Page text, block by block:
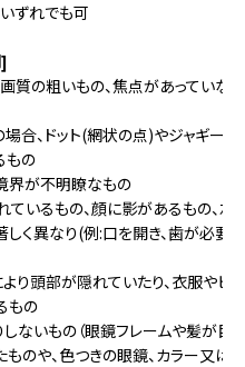
ずれでも可
質の粗いもの、焦点があっていない
合、ドット(網状の点)やジャギー(
もの
界が不明瞭なもの
いるもの、顔に影があるもの、左
しく異なり(例:口を開き、歯が必要
り頭部が隠れていたり、衣服やピ
もの
ないもの（眼鏡フレームや髪が目
のや、色つきの眼鏡、カラー又は